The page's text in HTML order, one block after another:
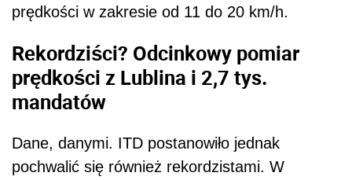
prędkości w zakresie od 11 do 20 km/h.
Rekordziści? Odcinkowy pomiar
prędkości z Lublina i 2,7 tys.
mandatów
Dane, danymi. ITD postanowiło jednak
pochwalić się również rekordzistami. W